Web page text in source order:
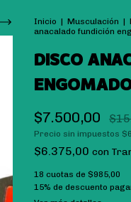
Inicio | Musculación |
anacalado fundición
DISCO
$7.500,00
Precio sin impuestos
$6.375,00 con
18 cuotas de $985,00
15% de descuento